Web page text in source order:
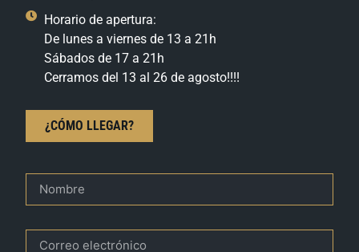
Horario de apertura:
De lunes a viernes de 13 a 21h
Sábados de 17 a 21h
Cerramos del 13 al 26 de agosto!!!!
¿CÓMO LLEGAR?